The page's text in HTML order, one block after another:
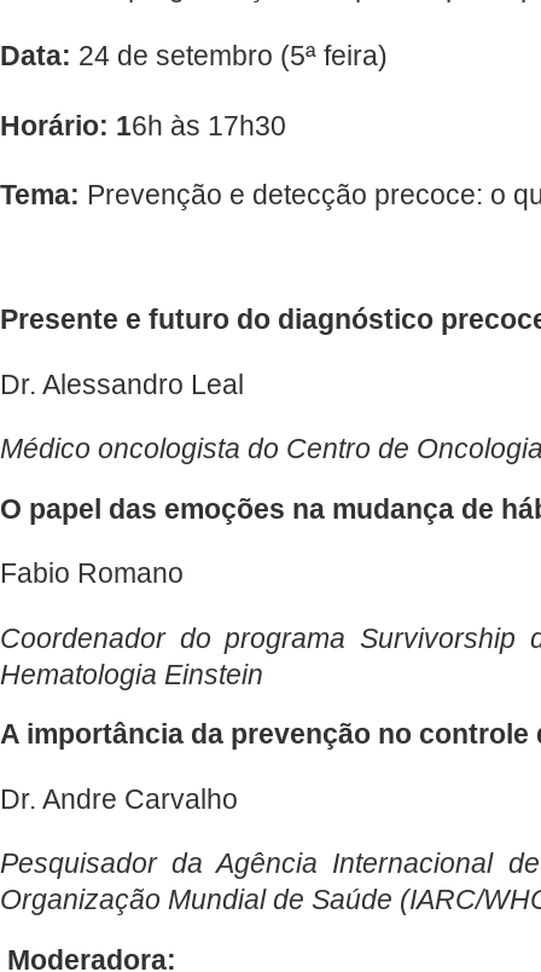
Data: 24 de setembro (5ª feira)
Horário: 16h às 17h30
Tema: Prevenção e detecção precoce: o
Presente e futuro do diagnóstico
Dr. Alessandro Leal
Médico oncologista do Centro de
O papel das emoções na mudança de
Fabio Romano
Coordenador do programa Survivorship
Hematologia Einstein
A importância da prevenção no controle
Dr. Andre Carvalho
Pesquisador da Agência Internacional
Organização Mundial de Saúde (IARC/
Moderadora: